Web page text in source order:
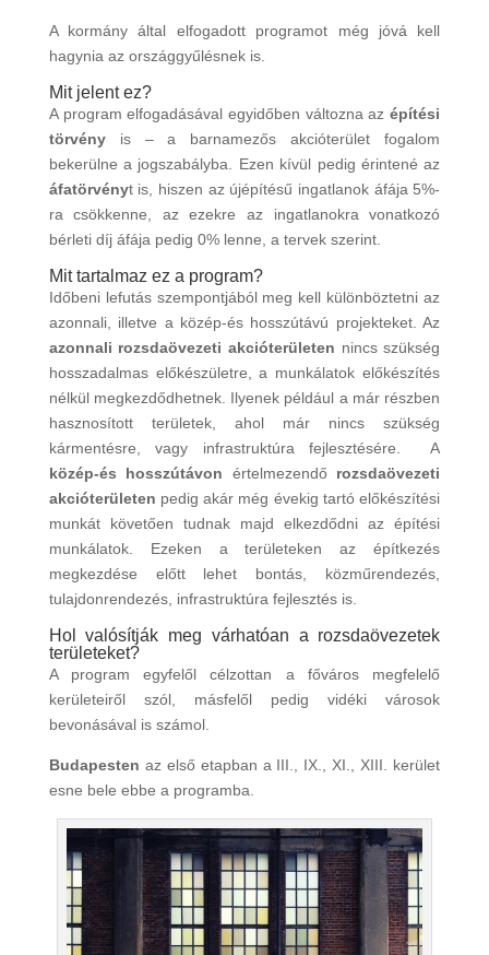
A kormány által elfogadott programot még jóvá kell
hagynia az országgyűlésnek is.
Mit jelent ez?
A program elfogadásával egyidőben változna azépítési
törvényis – a barnamezős akcióterület fogalom
bekerülne a jogszabályba. Ezen kívül pedig érintené az
áfatörvényt is, hiszen az újépítésű ingatlanok áfája 5%-
ra csökkenne, az ezekre az ingatlanokra vonatkozó
bérleti díj áfája pedig 0% lenne, a tervek szerint.
Mit tartalmaz ez a program?
Időbeni lefutás szempontjából meg kell különböztetni az
azonnali, illetve a közép-és hosszútávú projekteket. Az
azonnali rozsdaövezeti akcióterületen nincs szükség
hosszadalmas előkészületre, a munkálatok előkészítés
nélkül megkezdődhetnek. Ilyenek például a már részben
hasznosított területek, ahol már nincs szükség
kármentésre, vagy infrastruktúra fejlesztésére. A
közép-és hosszútávon értelmezendőrozsdaövezeti
akcióterületen pedig akár még évekig tartó előkészítési
munkát követően tudnak majd elkezdődni az építési
munkálatok. Ezeken a területeken az építkezés
megkezdése előtt lehet bontás, közműrendezés,
tulajdonrendezés, infrastruktúra fejlesztés is.
Hol valósítják meg várhatóan a rozsdaövezetek
területeket?
A program egyfelől célzottan a főváros megfelelő
kerületeiről szól, másfelől pedig vidéki városok
bevonásával is számol.
Budapesten az első etapban a III., IX., XI., XIII. kerület
esne bele ebbe a programba.